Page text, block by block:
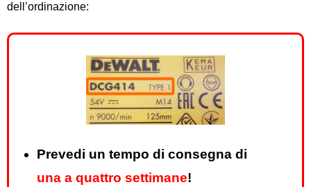
dell’ordinazione:
Prevedi un tempo di consegna di
una a quattro settimane!